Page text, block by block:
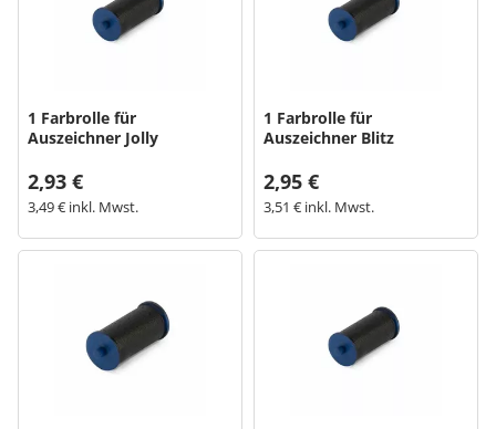
1 Farbrolle für
Auszeichner Jolly
2,93 €
3,49 € inkl. Mwst.
1 Farbrolle für
Auszeichner Blitz
2,95 €
3,51 € inkl. Mwst.